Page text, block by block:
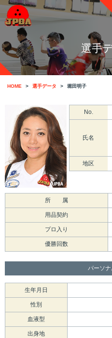
選手
HOME 選手データ 堀田明子
No.
氏名
地区
所 属
用品契約
プロ入り
優勝回数
パーソ
生年月日
性別
血液型
出身地